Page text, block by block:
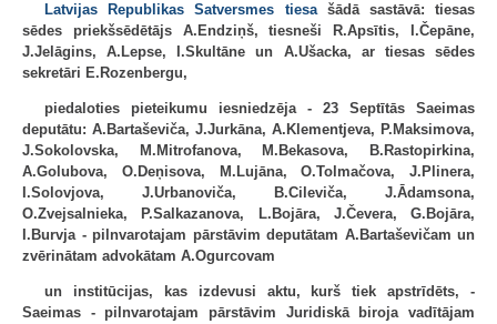
Latvijas Republikas Satversmes tiesašādā sastāvā: tiesas
sēdes priekšsēdētājs A.Endziņš, tiesneši R.Apsītis, I.Čepāne,
J.Jelāgins, A.Lepse, I.Skultāne un A.Ušacka, ar tiesas sēdes
sekretāri E.Rozenbergu,
piedaloties pieteikumu iesniedzēja - 23 Septītās Saeimas
deputātu: A.Bartaševiča, J.Jurkāna, A.Klementjeva, P.Maksimova,
J.Sokolovska, M.Mitrofanova, M.Bekasova, B.Rastopirkina,
A.Golubova, O.Deņisova, M.Lujāna, O.Tolmačova, J.Plinera,
I.Solovjova, J.Urbanoviča, B.Cileviča, J.Ādamsona,
O.Zvejsalnieka, P.Salkazanova, L.Bojāra, J.Čevera, G.Bojāra,
I.Burvja - pilnvarotajam pārstāvim deputātam A.Bartaševičam un
zvērinātam advokātam A.Ogurcovam
un institūcijas, kas izdevusi aktu, kurš tiek apstrīdēts, -
Saeimas - pilnvarotajam pārstāvim Juridiskā biroja vadītājam